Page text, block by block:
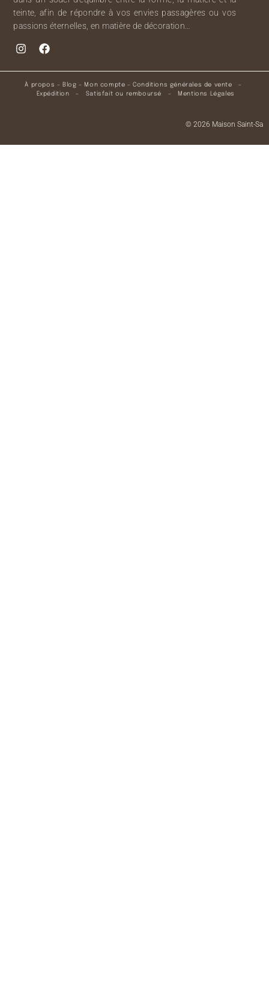
teinte, afin de répondre à vos envies passagères ou vos
passions éternelles, en matière de décoration…
À propos – Blog – Mon compte –Conditions générales de vente –
Expédition – Satisfait ou remboursé – Mentions Légales
© 2026 Maison Saint-Sa